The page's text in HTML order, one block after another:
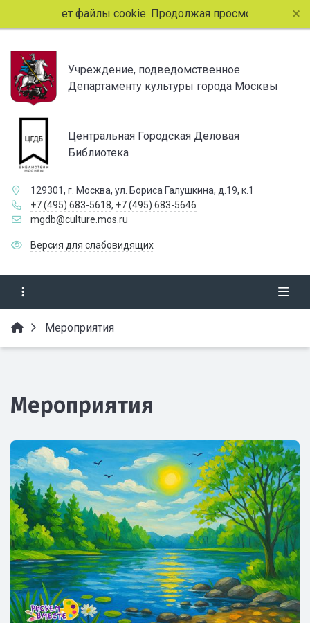
файлы cookie. Продолжая просмотр страниц
Учреждение, подведомственное
Департаменту культуры города Москвы
Центральная Городская Деловая
Библиотека
129301, г. Москва, ул. Бориса Галушкина, д.19, к.1
+7 (495) 683-5618, +7 (495) 683-5646
mgdb@culture.mos.ru
Версия для слабовидящих
Мероприятия
Мероприятия